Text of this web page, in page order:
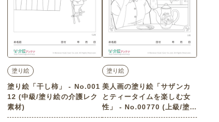
塗り絵
塗り絵「干し柿」 - No.001
12 (中級/塗り絵の介護レク
素材)
塗り絵
美人画の塗り絵「サザンカ
とティータイムを楽しむ女
性」 - No.00770 (上級/塗り
絵の介護レク素材)